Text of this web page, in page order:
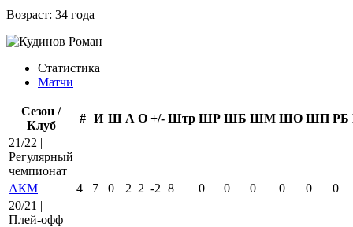
Возраст: 34 года
Статистика
Матчи
Сезон /
Клуб
# И Ш А О +/- Штр ШР ШБ ШМ ШО ШП РБ
21/22 |
Регулярный
чемпионат
АКМ
4 7 0 2 2 -2 8 0 0 0 0 0 0
20/21 |
Плей-офф